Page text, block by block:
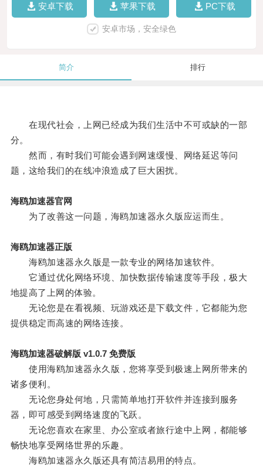
安卓下载 苹果下载 PC下载
安卓市场，安全绿色
简介 排行
在现代社会，上网已经成为我们生活中不可或缺的一部
分。
然而，有时我们可能会遇到网速缓慢、网络延迟等问
题，这给我们的在线冲浪造成了巨大困扰。
海鸥加速器官网
为了改善这一问题，海鸥加速器永久版应运而生。
海鸥加速器正版
海鸥加速器永久版是一款专业的网络加速软件。
它通过优化网络环境、加快数据传输速度等手段，极大
地提高了上网的体验。
无论您是在看视频、玩游戏还是下载文件，它都能为您
提供稳定而高速的网络连接。
海鸥加速器破解版 v1.0.7 免费版
使用海鸥加速器永久版，您将享受到极速上网所带来的
诸多便利。
无论您身处何地，只需简单地打开软件并连接到服务
器，即可感受到网络速度的飞跃。
无论您喜欢在家里、办公室或者旅行途中上网，都能够
畅快地享受网络世界的乐趣。
海鸥加速器永久版还具有简洁易用的特点。